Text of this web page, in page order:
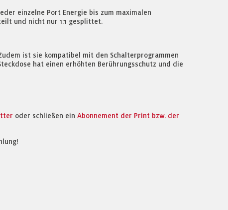
einzelne Port Energie bis zum maximalen
und nicht nur 1:1 gesplittet.
ist sie kompatibel mit den Schalterprogrammen
hat einen erhöhten Berührungsschutz und die
oder schließen ein Abonnement der Print bzw. der